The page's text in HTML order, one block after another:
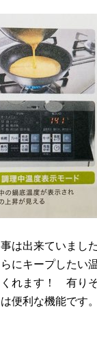
は出来ていまし
にキープしたい
くれます！ 有
便利な機能です。